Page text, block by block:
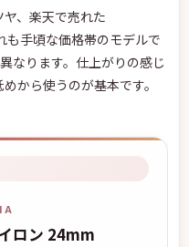
、楽天で売れた
も手頃な価格帯のモデルで
なります。仕上がりの感じ
から使うのが基本です。
ロン 24mm